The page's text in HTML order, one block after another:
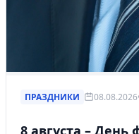
ПРАЗДНИКИ 08.08.2026